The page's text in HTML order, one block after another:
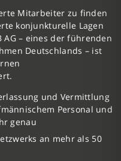
Mitarbeiter zu finden
konjunkturelle Lagen
AG – eines der führenden
Deutschlands – ist
und Vermittlung
Personal und
genau
an mehr als 50